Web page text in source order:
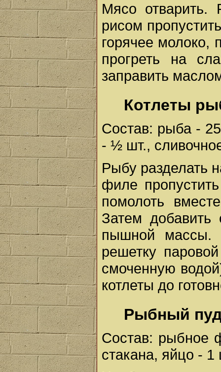
Мясо отварить.
рисом
горячее
прогреть на
заправить
Котлеты
Состав: рыба -
- ½ шт.,
Рыбу разделать
филе
помолоть
Затем
пышной массы.
решетку
смоченную
котлеты до
Рыбный
Состав: рыбное
стакана, яйцо -